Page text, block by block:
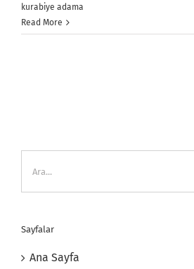
kurabiye adama
Read More
Sayfalar
Ana Sayfa